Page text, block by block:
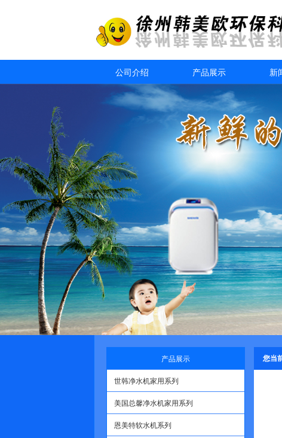
公司介绍 产品展示 新
您当
产品展示
世韩净水机家用系列
美国总馨净水机家用系列
恩美特软水机系列